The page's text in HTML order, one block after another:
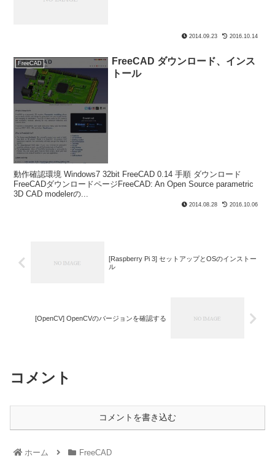
2014.09.23 2016.10.14
FreeCAD
FreeCAD ダウンロード、インス
トール
動作確認環境 Windows7 32bit FreeCAD 0.14 手順 ダウンロード
FreeCADダウンロードページFreeCAD: An Open Source parametric
3D CAD modelerの...
2014.08.28 2016.10.06
[Raspberry Pi 3] セットアップとOSのインストー
ル
[OpenCV] OpenCVのバージョンを確認する
コメント
コメントを書き込む
ホーム FreeCAD